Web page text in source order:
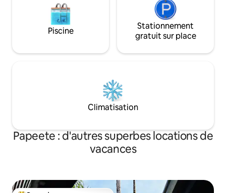
Piscine
Stationnement
gratuit sur place
Climatisation
Papeete : d'autres superbes locations de
vacances